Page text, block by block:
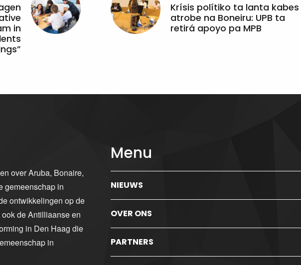
in
Krísis polítiko ta lanta kabes
atrobe na Boneiru: UPB ta
retirá apoyo pa MPB
over Aruba, Bonaire,
gemeenschap in
ontwikkelingen op de
de Antilliaanse en
in Den Haag die
in
Menu
NIEUWS
OVER ONS
PARTNERS